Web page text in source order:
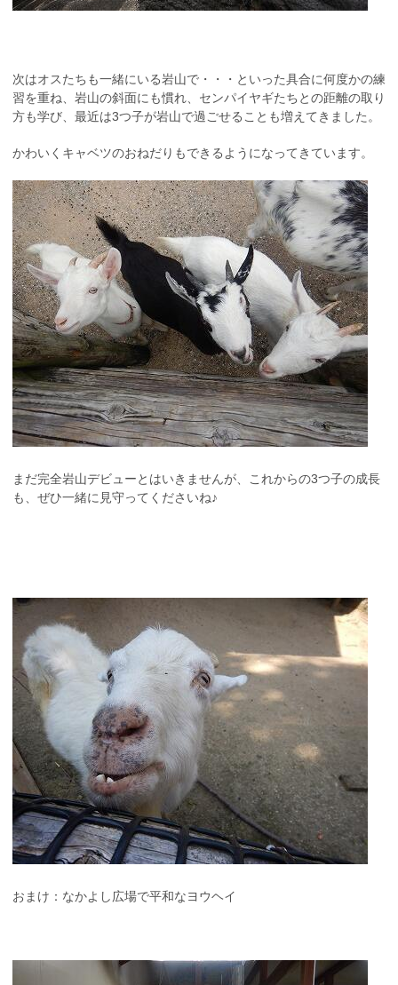
次はオスたちも一緒にいる岩山で・・・といった具合に何度かの練
習を重ね、岩山の斜面にも慣れ、センパイヤギたちとの距離の取り
方も学び、最近は3つ子が岩山で過ごせることも増えてきました。
かわいくキャベツのおねだりもできるようになってきています。
まだ完全岩山デビューとはいきませんが、これからの3つ子の成長
も、ぜひ一緒に見守ってくださいね♪
おまけ：なかよし広場で平和なヨウヘイ